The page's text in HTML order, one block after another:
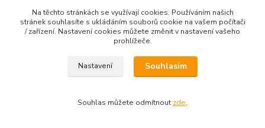
Na těchto stránkách se využívají cookies. Používáním našich
stránek souhlasíte s ukládáním souborů cookie na vašem počítači
/ zařízení. Nastavení cookies můžete změnit v nastavení vašeho
prohlížeče.
Nastavení Souhlasím
Souhlas můžete odmítnout zde.